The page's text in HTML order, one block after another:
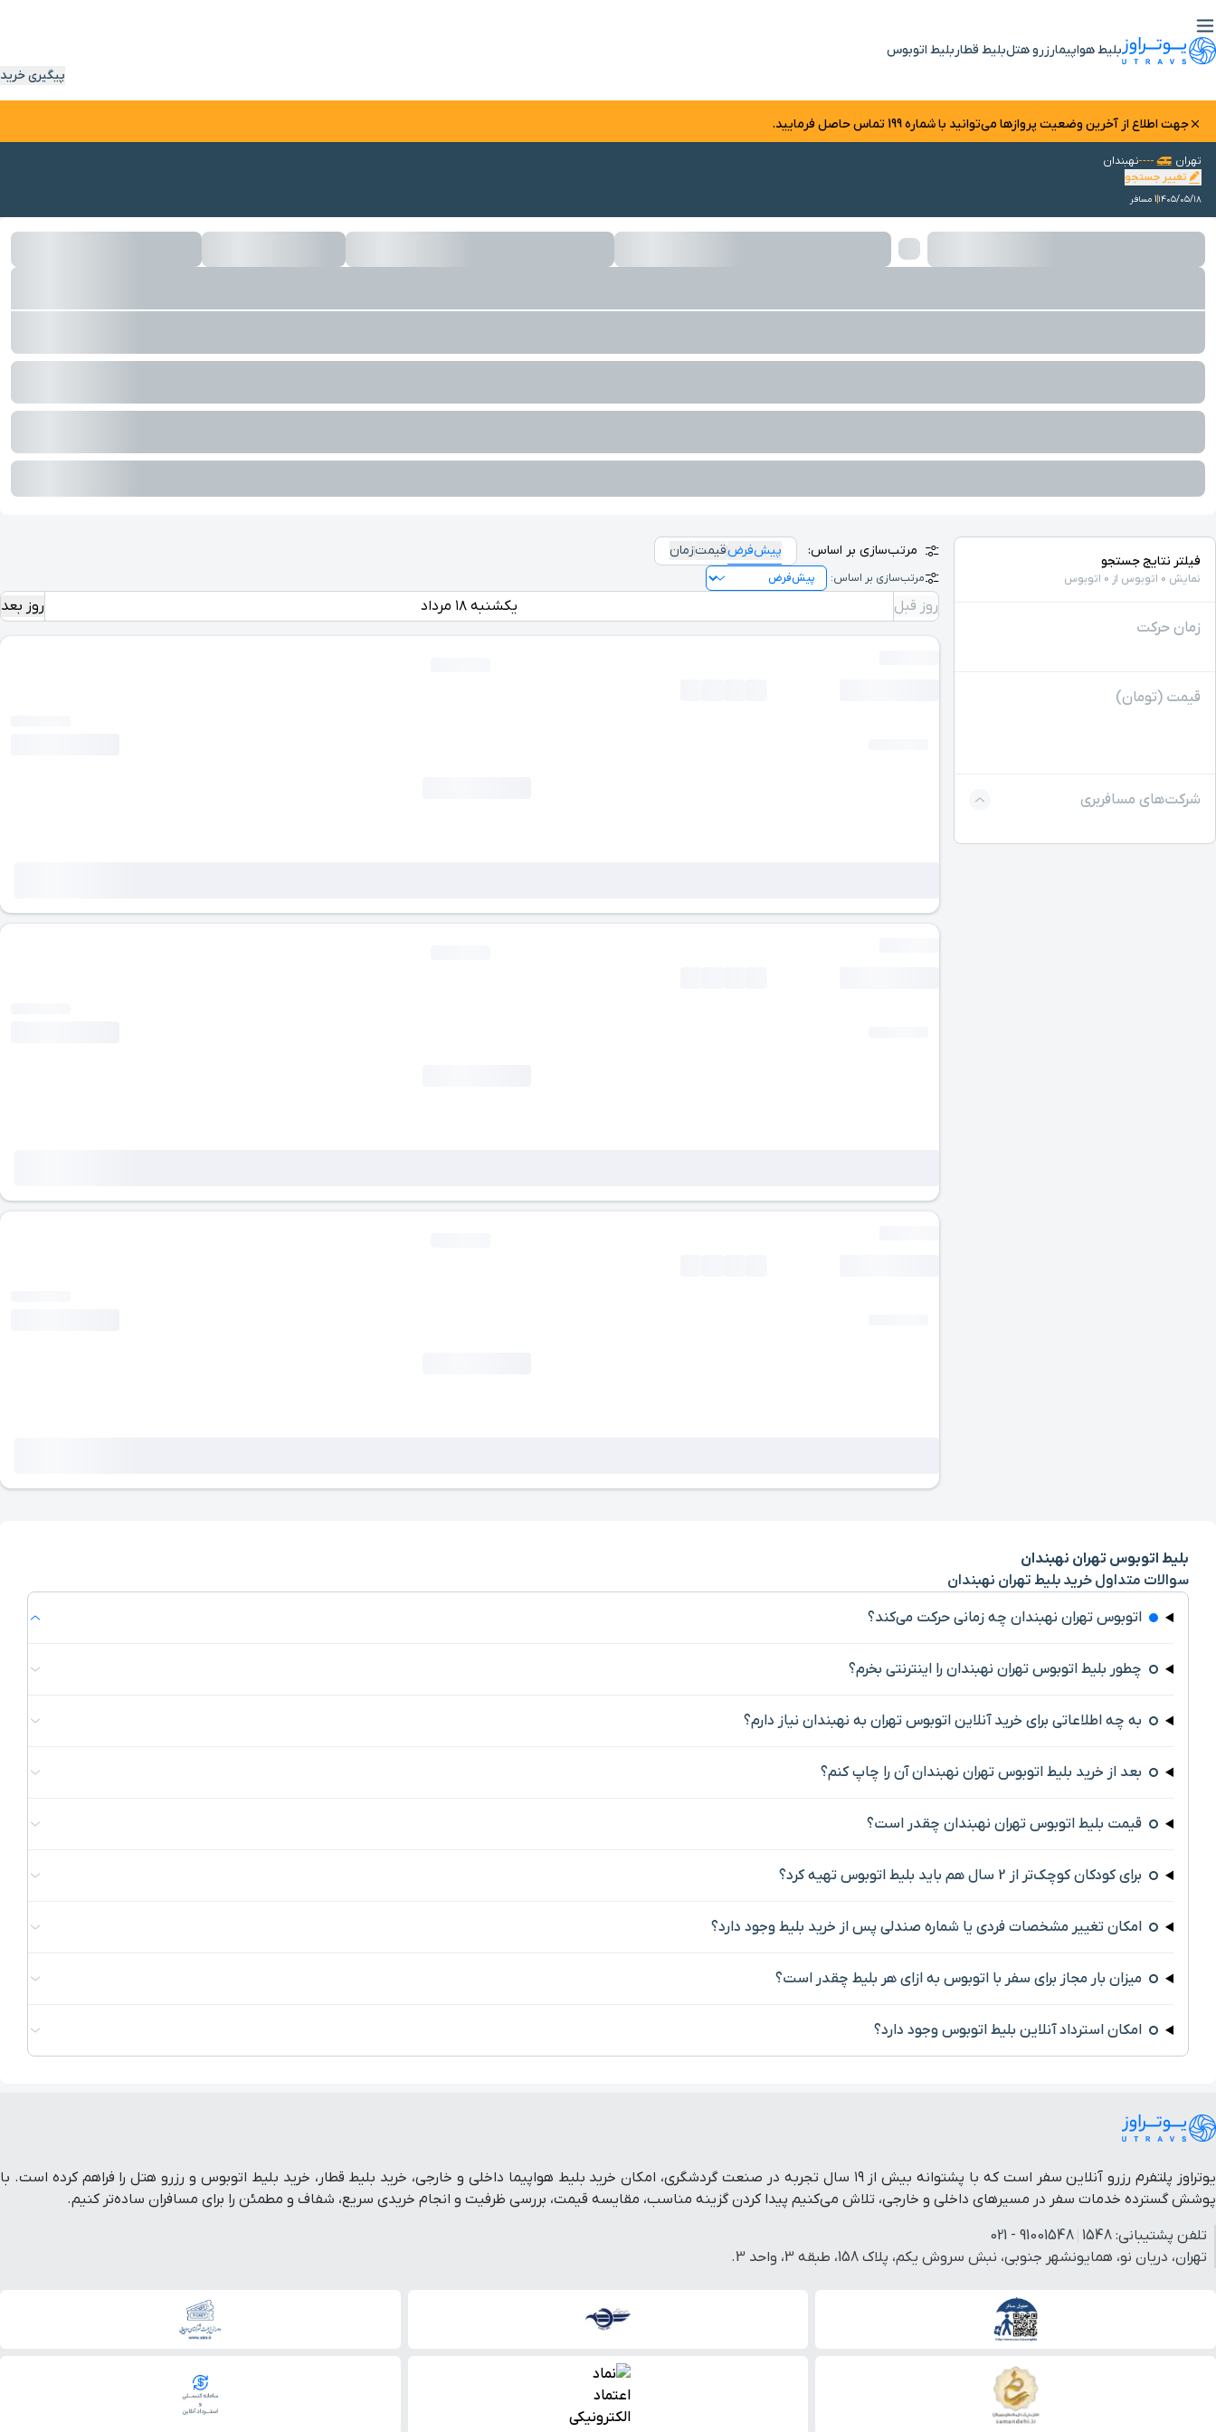
بلیط هواپیمارزرو هتلبلیط قطار بلیط اتوبوس
پیگیری خرید
جهت اطلاع از آخرین وضعیت پرواز‌ها می‌توانید با شماره 199 تماس حاصل فرمایید.
تهران
نهبندان
تغییر جستجو
۱۴۰۵/۰۵/۱۸1 مسافر
فیلتر نتایج جستجو
نمایش 0 اتوبوس از 0 اتوبوس
زمان حرکت
قیمت (تومان)
شرکت‌های مسافربری
مرتب‌سازی بر اساس: پیش‌فرضقیمتزمان
مرتب‌سازی بر اساس:
روز قبل یکشنبه ۱۸ مرداد روز بعد
بلیط اتوبوس تهران نهبندان
سوالات متداول خرید بلیط تهران نهبندان
اتوبوس تهران نهبندان چه زمانی حرکت می‌کند؟
چطور بلیط اتوبوس تهران نهبندان را اینترنتی بخرم؟
به چه اطلاعاتی برای خرید آنلاین اتوبوس تهران به نهبندان نیاز دارم؟
بعد از خرید بلیط اتوبوس تهران نهبندان آن را چاپ کنم؟
قیمت بلیط اتوبوس تهران نهبندان چقدر است؟
برای کودکان کوچک‌تر از 2 سال هم باید بلیط اتوبوس تهیه کرد؟
امکان تغییر مشخصات فردی یا شماره صندلی پس از خرید بلیط وجود دارد؟
میزان بار مجاز برای سفر با اتوبوس به ازای هر بلیط چقدر است؟
امکان استرداد آنلاین بلیط اتوبوس وجود دارد؟
یوتراوز پلتفرم رزرو آنلاین سفر است که با پشتوانه بیش از ۱۹ سال تجربه در صنعت گردشگری، امکان خرید بلیط هواپیما داخلی و خارجی، خرید بلیط قطار، خرید بلیط اتوبوس و رزرو هتل را فراهم کرده است. با
پوشش گسترده خدمات سفر در مسیرهای داخلی و خارجی، تلاش می‌کنیم پیدا کردن گزینه مناسب، مقایسه قیمت، بررسی ظرفیت و انجام خریدی سریع، شفاف و مطمئن را برای مسافران ساده‌تر کنیم.
تلفن پشتیبانی: 1548
91001548 - 021
تهران، دریان نو، همایونشهر جنوبی، نبش سروش یکم، پلاک 158، طبقه 3، واحد 3.